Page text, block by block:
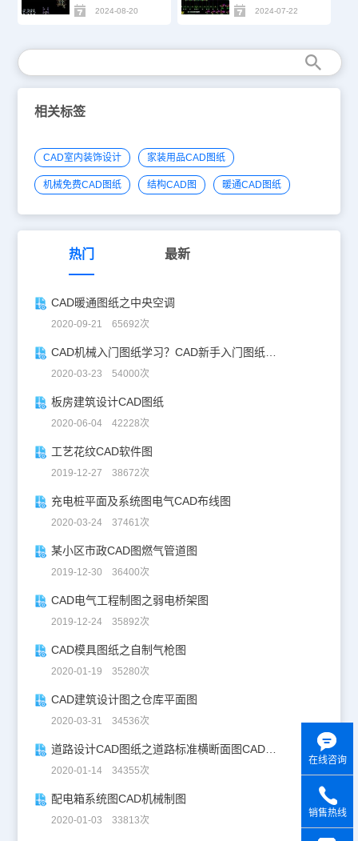
2024-08-20 2024-07-22
相关标签
CAD室内装饰设计 家装用品CAD图纸
机械免费CAD图纸 结构CAD图 暖通CAD图纸
热门 最新
CAD暖通图纸之中央空调
2020-09-21 65692次
CAD机械入门图纸学习？CAD新手入门图纸练习
2020-03-23 54000次
板房建筑设计CAD图纸
2020-06-04 42228次
工艺花纹CAD软件图
2019-12-27 38672次
充电桩平面及系统图电气CAD布线图
2020-03-24 37461次
某小区市政CAD图燃气管道图
2019-12-30 36400次
CAD电气工程制图之弱电桥架图
2019-12-24 35892次
CAD模具图纸之自制气枪图
2020-01-19 35280次
CAD建筑设计图之仓库平面图
2020-03-31 34536次
道路设计CAD图纸之道路标准横断面图CAD图纸
2020-01-14 34355次
配电箱系统图CAD机械制图
2020-01-03 33813次
在线咨询
销售热线